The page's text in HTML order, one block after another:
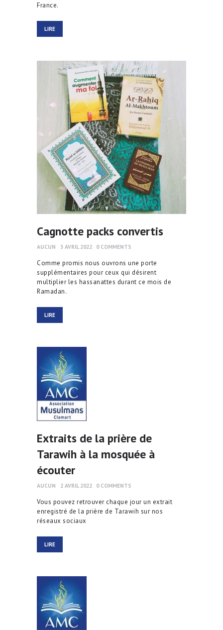
France.
LIRE
Cagnotte packs convertis
AUCUN 3 AVRIL 2022 0 COMMENTS
Comme promis nous ouvrons une porte
supplémentaires pour ceux qui désirent
multiplier les hassanattes durant ce mois de
Ramadan.
LIRE
Extraits de la prière de
Tarawih à la mosquée à
écouter
AUCUN 2 AVRIL 2022 0 COMMENTS
Vous pouvez retrouver chaque jour un extrait
enregistré de la prière de Tarawih sur nos
réseaux sociaux
LIRE